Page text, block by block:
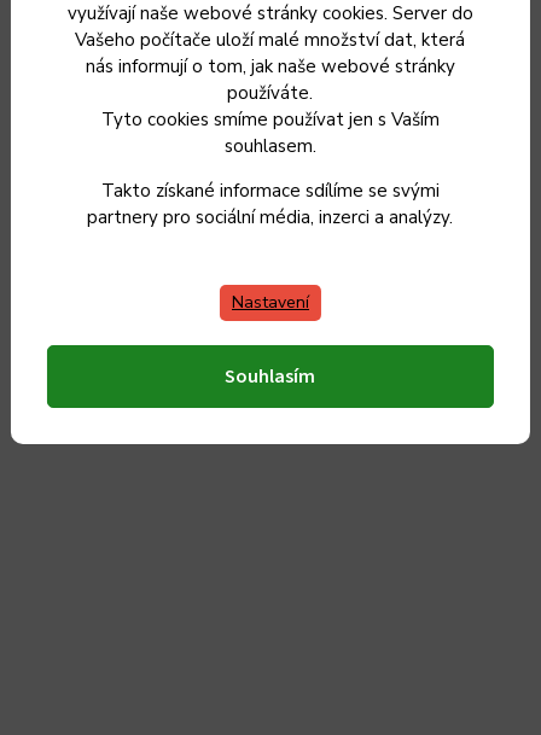
využívají naše webové stránky cookies. Server do
Vašeho počítače uloží malé množství dat, která
nás informují o tom, jak naše webové stránky
používáte.
Tyto cookies smíme používat jen s Vaším
souhlasem.
Takto získané informace sdílíme se svými
partnery pro sociální média, inzerci a analýzy.
Nastavení
Souhlasím
Hrnec s poklicí KOLIMAX PREMIUM 26 cm, 6,5 l
1 280 Kč bez DPH